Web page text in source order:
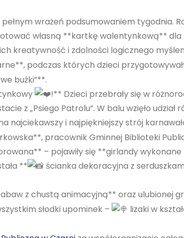
wrażeń podsumowaniem tygodnia.
własną **kartkę walentynkową** dla
kreatywność i zdolności logicznego
podczas których dzieci
buźki”**.
!** Dzieci przebrały się w
z „Psiego Patrolu”. W balu wzięło
najciekawszy i najpiękniejszy strój
pracownik Gminnej Biblioteki
– pojawiły się **girlandy
**
ścianka dekoracyjna z
z chustą animacyjną** oraz ulubionej
słodki upominek –
lizaki w